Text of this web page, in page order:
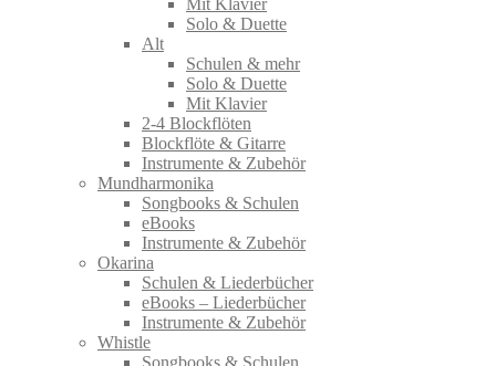
Mit Klavier
Solo & Duette
Alt
Schulen & mehr
Solo & Duette
Mit Klavier
2-4 Blockflöten
Blockflöte & Gitarre
Instrumente & Zubehör
Mundharmonika
Songbooks & Schulen
eBooks
Instrumente & Zubehör
Okarina
Schulen & Liederbücher
eBooks – Liederbücher
Instrumente & Zubehör
Whistle
Songbooks & Schulen